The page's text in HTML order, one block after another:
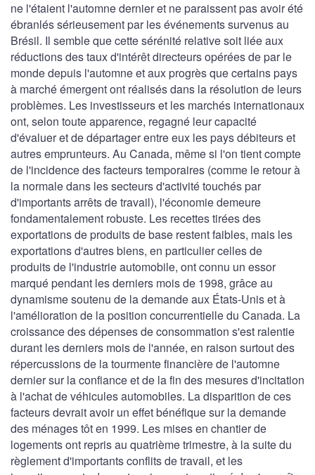
ne l'étaient l'automne dernier et ne paraissent pas avoir été
ébranlés sérieusement par les événements survenus au
Brésil. Il semble que cette sérénité relative soit liée aux
réductions des taux d'intérêt directeurs opérées de par le
monde depuis l'automne et aux progrès que certains pays
à marché émergent ont réalisés dans la résolution de leurs
problèmes. Les investisseurs et les marchés internationaux
ont, selon toute apparence, regagné leur capacité
d'évaluer et de départager entre eux les pays débiteurs et
autres emprunteurs. Au Canada, même si l'on tient compte
de l'incidence des facteurs temporaires (comme le retour à
la normale dans les secteurs d'activité touchés par
d'importants arrêts de travail), l'économie demeure
fondamentalement robuste. Les recettes tirées des
exportations de produits de base restent faibles, mais les
exportations d'autres biens, en particulier celles de
produits de l'industrie automobile, ont connu un essor
marqué pendant les derniers mois de 1998, grâce au
dynamisme soutenu de la demande aux États-Unis et à
l'amélioration de la position concurrentielle du Canada. La
croissance des dépenses de consommation s'est ralentie
durant les derniers mois de l'année, en raison surtout des
répercussions de la tourmente financière de l'automne
dernier sur la confiance et de la fin des mesures d'incitation
à l'achat de véhicules automobiles. La disparition de ces
facteurs devrait avoir un effet bénéfique sur la demande
des ménages tôt en 1999. Les mises en chantier de
logements ont repris au quatrième trimestre, à la suite du
règlement d'importants conflits de travail, et les